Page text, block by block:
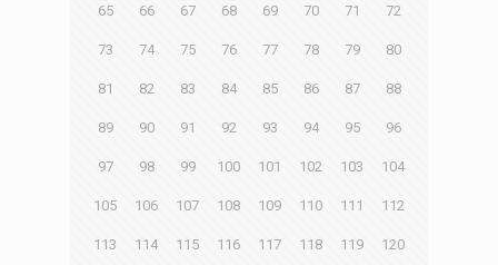
65 66 67 68 69 70 71 72
73 74 75 76 77 78 79 80
81 82 83 84 85 86 87 88
89 90 91 92 93 94 95 96
97 98 99 100 101 102 103 104
105 106 107 108 109 110 111 112
113 114 115 116 117 118 119 120